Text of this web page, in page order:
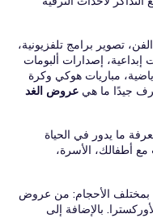
تصوير برامج تلفزيونية،
إصدارات ألبومات
مباريات هوكي وكرة
جيدًا ما هي عروض الغد
ما يدور في الحياة
مع أطفالك، الأسرة،
بمختلف الأحجام: من عروض
بالإضافة إلى